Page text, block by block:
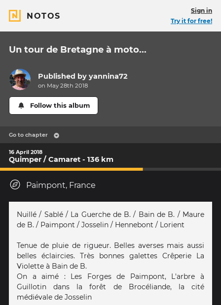
NOTOS
Sign in
Try it for free!
Un tour de Bretagne à moto...
Published byyannina72
on May 28th 2018
Follow this album
Go to chapter
16 April 2018
Quimper / Camaret - 136 km
Paimpont, France
Nuillé / Sablé / La Guerche de B. / Bain de B. / Maure
de B. / Paimpont / Josselin / Hennebont / Lorient
Tenue de pluie de rigueur. Belles averses mais aussi
belles éclaircies. Très bonnes galettes Crêperie La
Violette à Bain de B.
On a aimé : Les Forges de Paimpont, L'arbre à
Guillotin dans la forêt de Brocéliande, la cité
médiévale de Josselin